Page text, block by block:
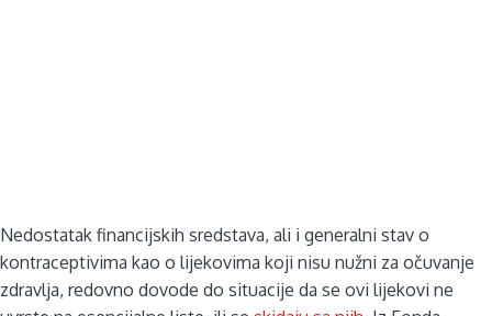
Nedostatak financijskih sredstava, ali i generalni stav o
kontraceptivima kao o lijekovima koji nisu nužni za očuvanje
zdravlja, redovno dovode do situacije da se ovi lijekovi ne